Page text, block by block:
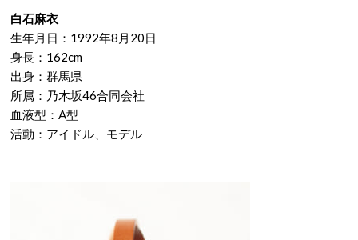
白石麻衣
生年月日：1992年8月20日
身長：162cm
出身：群馬県
所属：乃木坂46合同会社
血液型：A型
活動：アイドル、モデル